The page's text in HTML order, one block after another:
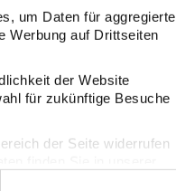
um Daten für aggregierte
Werbung auf Drittseiten
der Website
für zukünftige Besuche
der Seite widerrufen